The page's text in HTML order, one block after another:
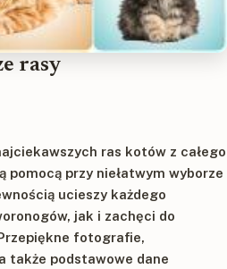
rasy
ras kotów z całego
pomocą przy niełatwym wyborze
ucieszy każdego
jak i zachęci do
fotografie,
także podstawowe dane